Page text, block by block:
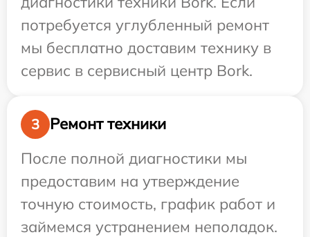
потребуется углубленный ремонт
мы бесплатно доставим технику в
сервис в сервисный центр Bork.
3
Ремонт техники
После полной диагностики мы
предоставим на утверждение
точную стоимость, график работ и
займемся устранением неполадок.